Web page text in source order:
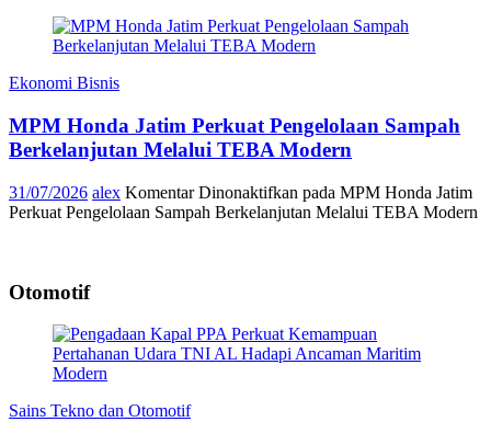
Ekonomi Bisnis
MPM Honda Jatim Perkuat Pengelolaan Sampah
Berkelanjutan Melalui TEBA Modern
31/07/2026 alex Komentar Dinonaktifkan pada MPM Honda Jatim
Perkuat Pengelolaan Sampah Berkelanjutan Melalui TEBA Modern
Otomotif
Sains Tekno dan Otomotif